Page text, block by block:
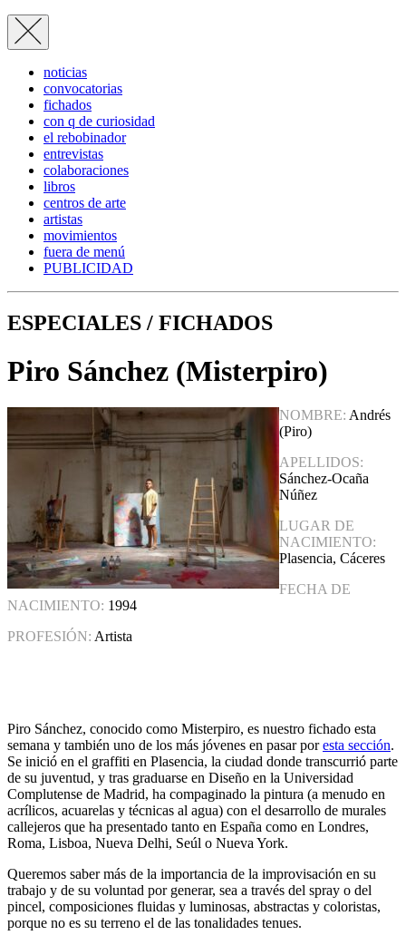
noticias
convocatorias
fichados
con q de curiosidad
el rebobinador
entrevistas
colaboraciones
libros
centros de arte
artistas
movimientos
fuera de menú
PUBLICIDAD
ESPECIALES / FICHADOS
Piro Sánchez (Misterpiro)
NOMBRE: Andrés
(Piro)
APELLIDOS:
Sánchez-Ocaña
Núñez
LUGAR DE
NACIMIENTO:
Plasencia, Cáceres
FECHA DE
NACIMIENTO: 1994
PROFESIÓN: Artista
Piro Sánchez, conocido como Misterpiro, es nuestro fichado esta
semana y también uno de los más jóvenes en pasar poresta sección.
Se inició en el graffiti en Plasencia, la ciudad donde transcurrió parte
de su juventud, y tras graduarse en Diseño en la Universidad
Complutense de Madrid, ha compaginado la pintura (a menudo en
acrílicos, acuarelas y técnicas al agua) con el desarrollo de murales
callejeros que ha presentado tanto en España como en Londres,
Roma, Lisboa, Nueva Delhi, Seúl o Nueva York.
Queremos saber más de la importancia de la improvisación en su
trabajo y de su voluntad por generar, sea a través del spray o del
pincel, composiciones fluidas y luminosas, abstractas y coloristas,
porque no es su terreno el de las tonalidades tenues.